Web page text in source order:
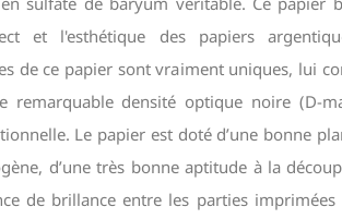
et l'esthétique des papiers
de ce papier sont vraiment uniques, lui
remarquable densité optique noire (D-
Le papier est doté d’une bonne
d’une très bonne aptitude à la
de brillance entre les parties